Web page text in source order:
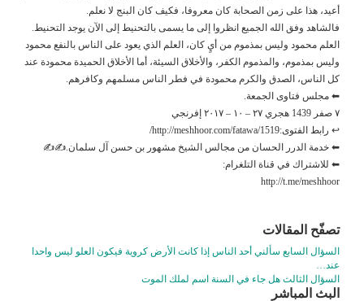
أعيد، هذا على زمن الصحابة كان معروفا، فكيف كان البنج لا نعلم.
فالشاهد وفق الله الجميع انظروا إلى ما يسمى بالتحنيط إلى الآن يوجد التحنيط.
العلم محمود وليس بمذموم من أيٍ كان، العلم الذي يعود على الناس بالنفع محمود
وليس بمذموم، والمذموم الكفر، والأخلاق السيئة، أما الأخلاق الحميدة محمودة عند
كل الناس، الصدق والكرم محمودة في فطر الناس مسلمهم وكافرهم.
⬅ مجلس فتاوى الجمعة.
٧ صفر 1439 هجري ٢٧ – ١٠ – ٢٠١٧ إفرنجي
↩ رابط الفتوى:http://meshhoor.com/fatawa/1519/
⬅ خدمة الدرر الحسان من مجالس الشيخ مشهور بن حسن آل سلمان.✍✍
⬅ للاشتراك في قناة التلغرام:
http://t.me/meshhoor
تصفّح المقالات
السؤال السابع سألني أحد الناس إذا كانت الأرض كروية فيكون العلو ليس واحدا
عند…
السؤال الثالث هل جاء في السنة اسم لملك الموت
البث المباشر